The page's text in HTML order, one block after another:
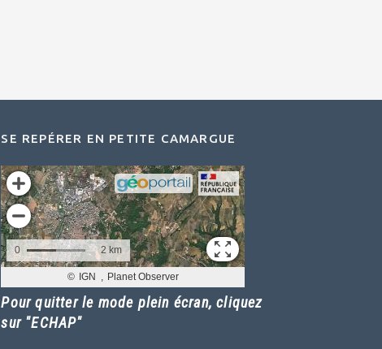
SE REPÉRER EN PETITE CAMARGUE
Pour quitter le mode plein écran, cliquez
sur "ECHAP"